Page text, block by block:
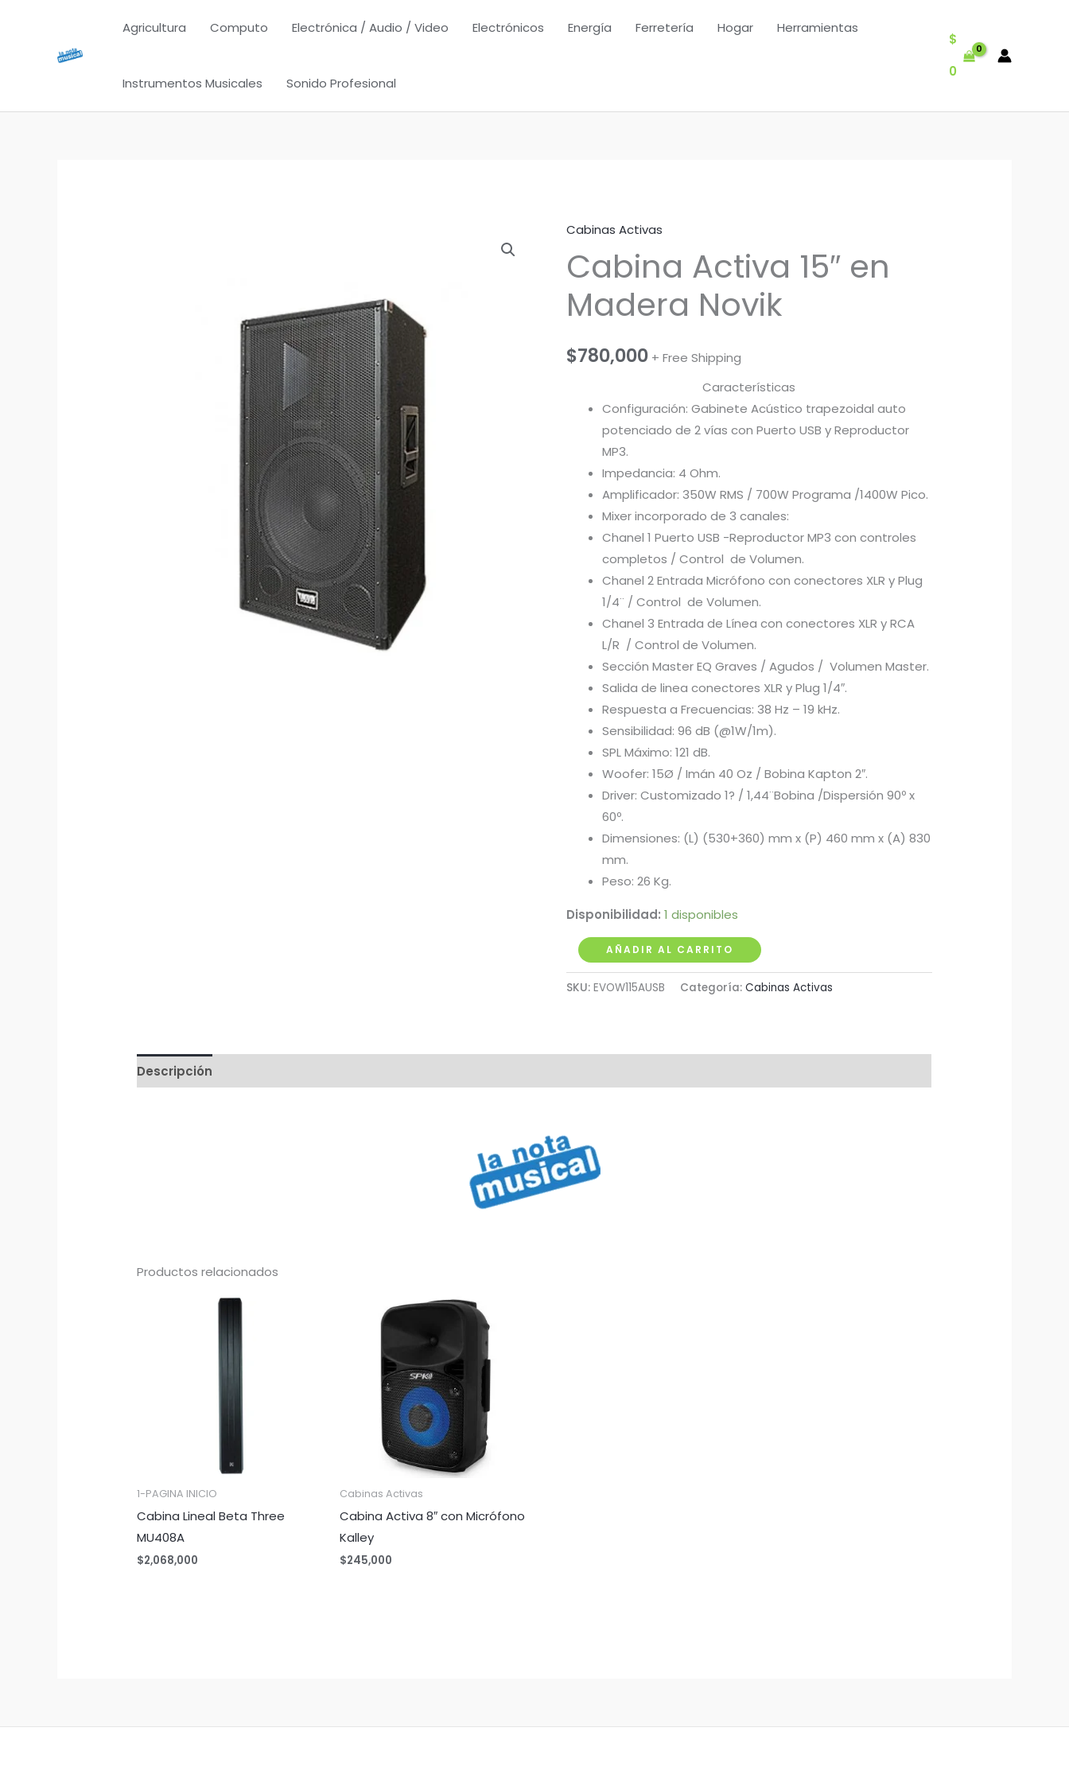
contenido
Agricultura Computo Electrónica / Audio / Video Electrónicos Energía Ferretería Hogar Herramientas
Instrumentos Musicales Sonido Profesional
$
0
Cabinas Activas
Cabina Activa 15″ en
Madera Novik
$780,000 + Free Shipping
Características
Configuración: Gabinete Acústico trapezoidal auto
potenciado de 2 vías con Puerto USB y Reproductor
MP3.
Impedancia: 4 Ohm.
Amplificador: 350W RMS / 700W Programa /1400W Pico.
Mixer incorporado de 3 canales:
Chanel 1 Puerto USB -Reproductor MP3 con controles
completos / Control de Volumen.
Chanel 2 Entrada Micrófono con conectores XLR y Plug
1/4¨ / Control de Volumen.
Chanel 3 Entrada de Línea con conectores XLR y RCA
L/R / Control de Volumen.
Sección Master EQ Graves / Agudos / Volumen Master.
Salida de linea conectores XLR y Plug 1/4″.
Respuesta a Frecuencias: 38 Hz – 19 kHz.
Sensibilidad: 96 dB (@1W/1m).
SPL Máximo: 121 dB.
Woofer: 15Ø / Imán 40 Oz / Bobina Kapton 2″.
Driver: Customizado 1? / 1,44¨Bobina /Dispersión 90º x
60º.
Dimensiones: (L) (530+360) mm x (P) 460 mm x (A) 830
mm.
Peso: 26 Kg.
Disponibilidad: 1 disponibles
Cabina
Activa
15"
Novik
AÑADIR AL CARRITO
SKU: EVOW115AUSB Categoría: Cabinas Activas
Descripción
Productos relacionados
1-PAGINA INICIO
Cabina Lineal Beta Three
MU408A
$2,068,000
Cabinas Activas
Cabina Activa 8″ con Micrófono
Kalley
$245,000